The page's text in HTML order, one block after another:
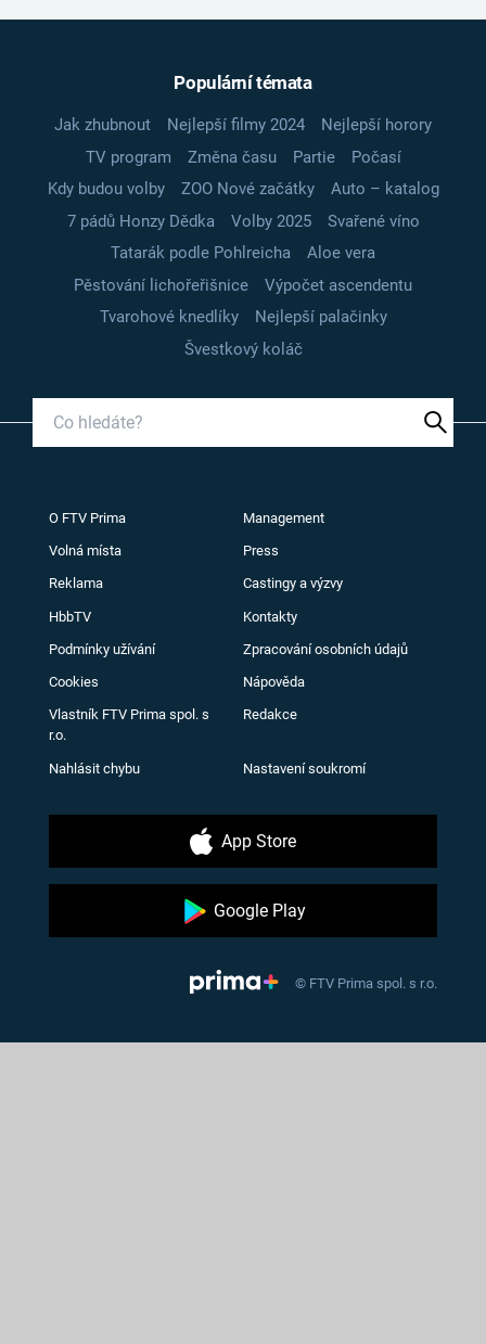
Populární témata
Jak zhubnout Nejlepší filmy 2024
Nejlepší horory
TV program
Změna času Partie
Počasí
Kdy budou volby
ZOO Nové začátky
Auto – katalog
7 pádů Honzy Dědka
Volby 2025
Svařené víno
Tatarák podle Pohlreicha
Aloe vera
Pěstování lichořeřišnice
Výpočet ascendentu
Tvarohové knedlíky
Nejlepší palačinky
Švestkový koláč
O FTV Prima Management
Volná místa Press
Reklama Castingy a výzvy
HbbTV Kontakty
Podmínky užívání Zpracování osobních údajů
Cookies Nápověda
Vlastník FTV Prima spol. s
r.o.
Redakce
Nahlásit chybu Nastavení soukromí
App Store
Google Play
© FTV Prima spol. s r.o.